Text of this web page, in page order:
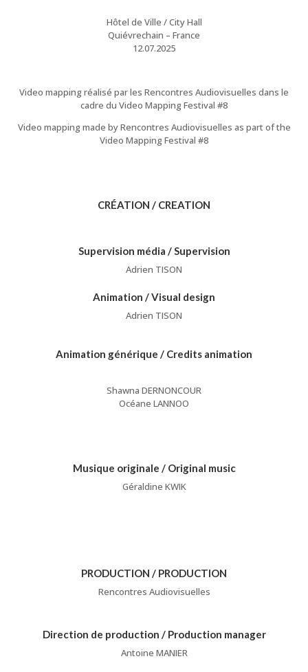
Hôtel de Ville / City Hall
Quiévrechain – France
12.07.2025
Video mapping réalisé par les Rencontres Audiovisuelles dans le
cadre du Video Mapping Festival #8
Video mapping made by Rencontres Audiovisuelles as part of the
Video Mapping Festival #8
CRÉATION / CREATION
Supervision média / Supervision
Adrien TISON
Animation / Visual design
Adrien TISON
Animation générique / Credits animation
Shawna DERNONCOUR
Océane LANNOO
Musique originale / Original music
Géraldine KWIK
PRODUCTION / PRODUCTION
Rencontres Audiovisuelles
Direction de production / Production manager
Antoine MANIER